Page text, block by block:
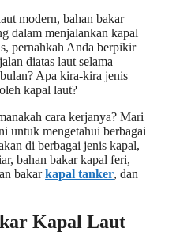
modern, bahan bakar
dalam menjalankan kapal
pernahkah Anda berpikir
diatas laut selama
Apa kira-kira jenis
kapal laut?
cara kerjanya? Mari
untuk mengetahui berbagai
di berbagai jenis kapal,
bahan bakar kapal feri,
bakarkapal tanker, dan
Kapal Laut